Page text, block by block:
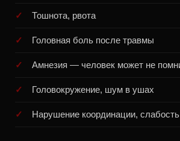
Тошнота, рвота
Головная боль после травмы
Амнезия — человек может не
Головокружение, шум в ушах
Нарушение координации, слабость